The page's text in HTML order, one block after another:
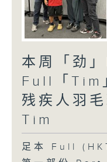
本周「劲
Full「Tim
残疾人羽
Tim
足本 Full